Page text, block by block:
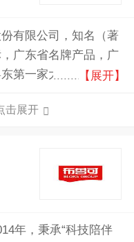
有限公司，知名（著
广东省名牌产品，广
第一家大型专业注塑
【展开】
击展开
年，秉承“科技陪伴